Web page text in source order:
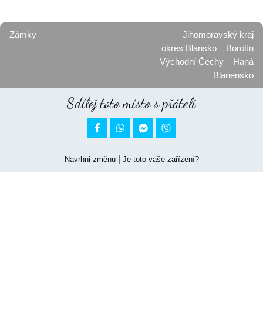
Zámky
Jihomoravský kraj
okres Blansko
Borotín
Východní Čechy
Haná
Blanensko
Sdílej toto místo s přáteli
 
Navrhni změnu| Je toto vaše zařízení?